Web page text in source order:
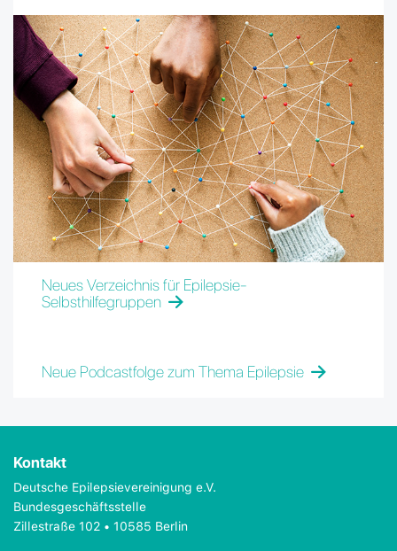
Neues Verzeichnis für Epilepsie-
Selbsthilfegruppen
Neue Podcastfolge zum Thema Epilepsie
Kontakt
Deutsche Epilepsievereinigung e.V.
Bundesgeschäftsstelle
Zillestraße 102 • 10585 Berlin